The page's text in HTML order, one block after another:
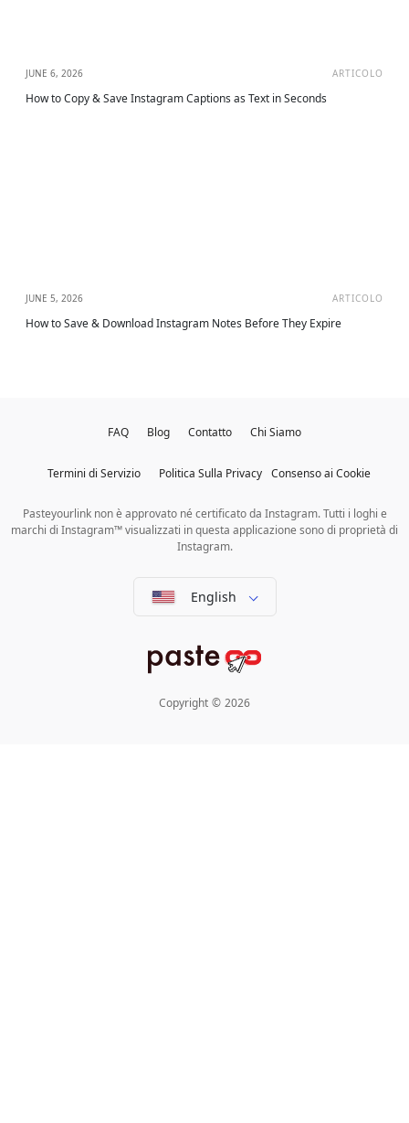
JUNE 6, 2026 ARTICOLO
How to Copy & Save Instagram Captions as Text in Seconds
JUNE 5, 2026 ARTICOLO
How to Save & Download Instagram Notes Before They Expire
English
Copyright © 2026
Pasteyourlink non è approvato né certificato da Instagram. Tutti i loghi e
marchi di Instagram™ visualizzati in questa applicazione sono di proprietà di
Instagram.
FAQ Blog Contatto Chi Siamo
Termini di Servizio Politica Sulla Privacy Consenso ai Cookie